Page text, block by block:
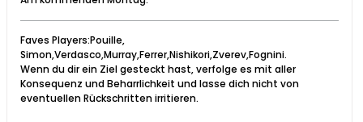
Faves Players:Pouille,
Simon,Verdasco,Murray,Ferrer,Nishikori,Zverev,Fognini.
Wenn du dir ein Ziel gesteckt hast, verfolge es mit aller
Konsequenz und Beharrlichkeit und lasse dich nicht von
eventuellen Rückschritten irritieren.